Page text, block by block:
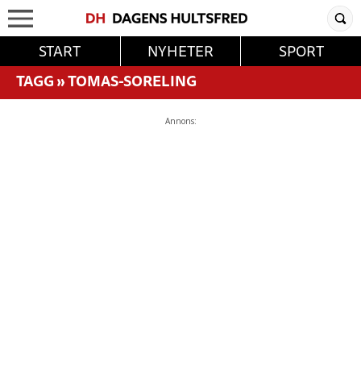
START NYHETER
SPORT
TAGG»TOMAS-SORELING
Annons: